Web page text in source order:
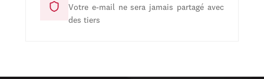
Votre e-mail ne sera jamais partagé avec
des tiers